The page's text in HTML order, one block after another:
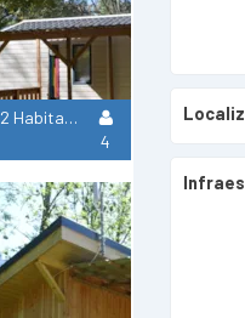
Mobilhome Ibiza 2 Habitaciones - Sábado
4